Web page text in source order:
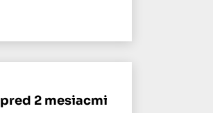
pred 2 mesiacmi